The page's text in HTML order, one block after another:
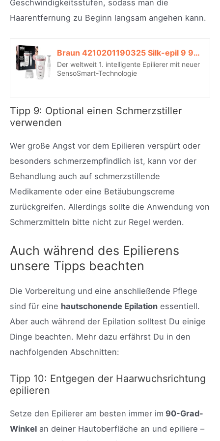
Geschwindigkeitsstufen, sodass man die
Haarentfernung zu Beginn langsam angehen kann.
Braun 4210201190325 Silk-epil 9 9/890 SkinSpa SensoSmart Epilierer mit 7 Extras, rosegold*
Der weltweit 1. intelligente Epilierer mit neuer
SensoSmart-Technologie
Tipp 9: Optional einen Schmerzstiller
verwenden
Wer große Angst vor dem Epilieren verspürt oder
besonders schmerzempfindlich ist, kann vor der
Behandlung auch auf schmerzstillende
Medikamente oder eine Betäubungscreme
zurückgreifen. Allerdings sollte die Anwendung von
Schmerzmitteln bitte nicht zur Regel werden.
Auch während des Epilierens
unsere Tipps beachten
Die Vorbereitung und eine anschließende Pflege
sind für eine hautschonende Epilation essentiell.
Aber auch während der Epilation solltest Du einige
Dinge beachten. Mehr dazu erfährst Du in den
nachfolgenden Abschnitten:
Tipp 10: Entgegen der Haarwuchsrichtung
epilieren
Setze den Epilierer am besten immer im 90-Grad-
Winkel an deiner Hautoberfläche an und epiliere –